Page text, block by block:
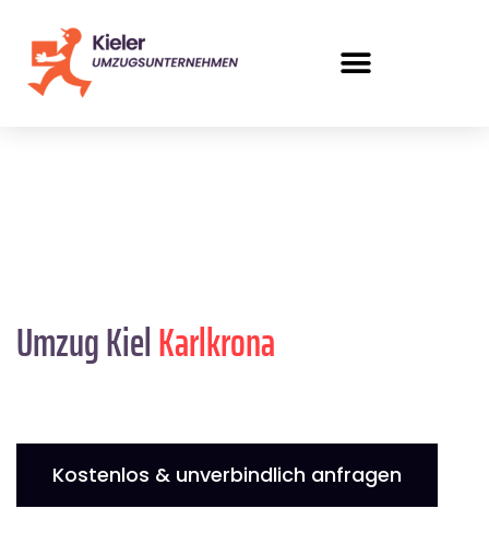
Umzug KielKarlkrona
Kostenlos & unverbindlich anfragen